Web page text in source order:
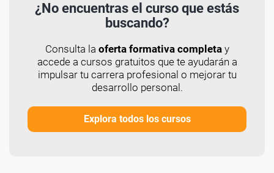
¿No encuentras el curso que estás
buscando?
Consulta la oferta formativa completay
accede a cursos gratuitos que te ayudarán a
impulsar tu carrera profesional o mejorar tu
desarrollo personal.
Explora todos los cursos